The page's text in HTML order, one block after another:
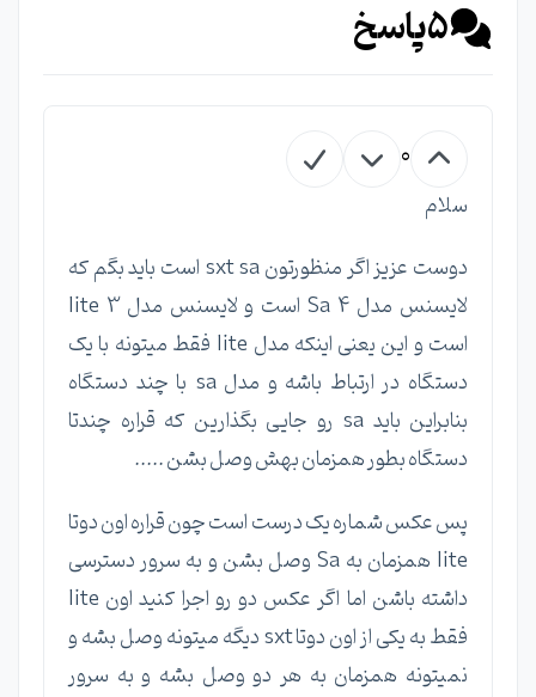
5پاسخ
0
سلام
دوست عزیز اگر منظورتون sxt sa است باید بگم که
لایسنس مدل Sa 4 است و لایسنس مدل lite 3
است و این یعنی اینکه مدل lite فقط میتونه با یک
دستگاه در ارتباط باشه و مدل sa با چند دستگاه
بنابراین باید sa رو جایی بگذارین که قراره چندتا
دستگاه بطور همزمان بهش وصل بشن .....
پس عکس شماره یک درست است چون قراره اون دوتا
lite همزمان به Sa وصل بشن و به سرور دسترسی
داشته باشن اما اگر عکس دو رو اجرا کنید اون lite
فقط به یکی از اون دوتا sxt دیگه میتونه وصل بشه و
نمیتونه همزمان به هر دو وصل بشه و به سرور